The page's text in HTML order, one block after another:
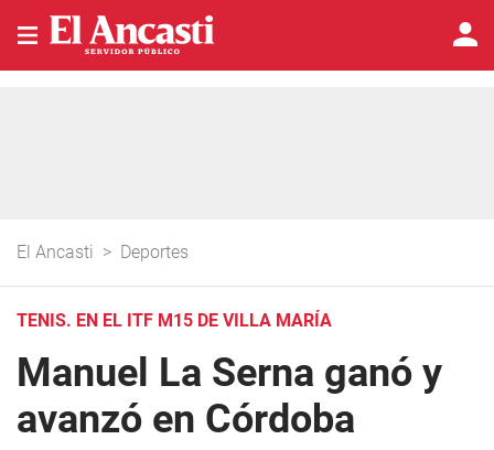
El Ancasti > Deportes
TENIS. EN EL ITF M15 DE VILLA MARÍA
Manuel La Serna ganó y
avanzó en Córdoba